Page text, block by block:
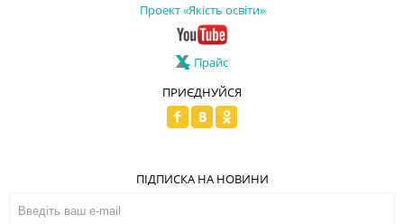
Проект «Якість освіти»
Прайс
ПРИЄДНУЙСЯ
ПІДПИСКА НА НОВИНИ